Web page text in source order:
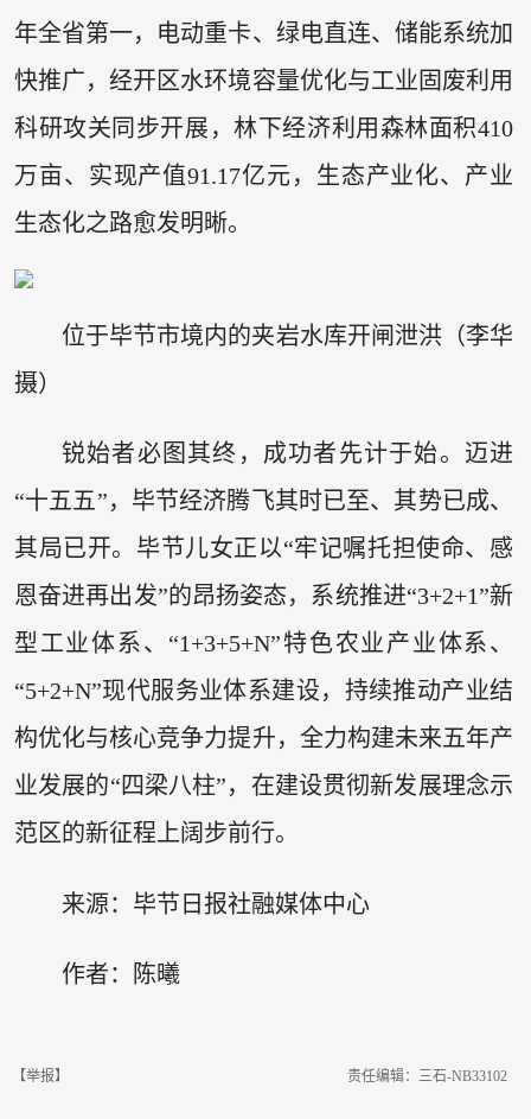
年全省第一，电动重卡、绿电直连、储能系统加
快推广，经开区水环境容量优化与工业固废利用
科研攻关同步开展，林下经济利用森林面积410
万亩、实现产值91.17亿元，生态产业化、产业
生态化之路愈发明晰。
位于毕节市境内的夹岩水库开闸泄洪（李华
摄）
锐始者必图其终，成功者先计于始。迈进
“十五五”，毕节经济腾飞其时已至、其势已成、
其局已开。毕节儿女正以“牢记嘱托担使命、感
恩奋进再出发”的昂扬姿态，系统推进“3+2+1”新
型工业体系、“1+3+5+N”特色农业产业体系、
“5+2+N”现代服务业体系建设，持续推动产业结
构优化与核心竞争力提升，全力构建未来五年产
业发展的“四梁八柱”，在建设贯彻新发展理念示
范区的新征程上阔步前行。
来源：毕节日报社融媒体中心
作者：陈曦
【举报】 责任编辑：三石-NB33102